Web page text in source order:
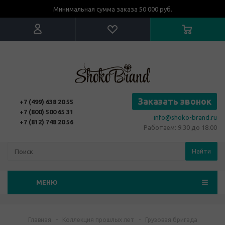
Минимальная сумма заказа 50 000 руб.
+7 (499) 638 20 55
+7 (800) 500 65 31
+7 (812) 748 20 56
Заказать звонок
info@shoko-brand.ru
Работаем: 9.30 до 18.00
Найти
МЕНЮ
Главная - Коллекция прошлых лет - Грузовая бригада